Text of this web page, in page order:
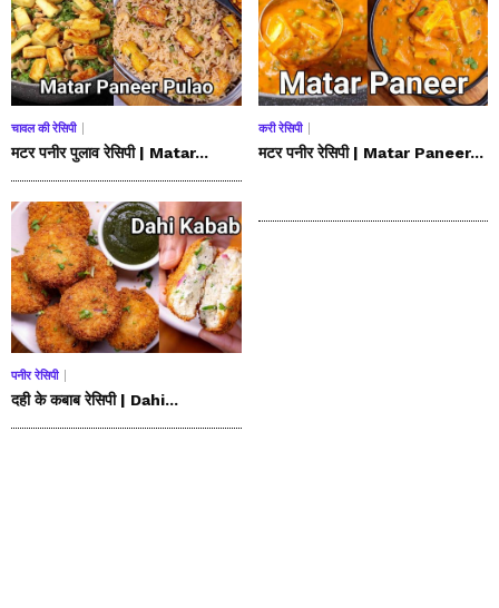
चावल की रेसिपी
मटर पनीर पुलाव रेसिपी | Matar...
करी रेसिपी
मटर पनीर रेसिपी | Matar Paneer...
पनीर रेसिपी
दही के कबाब रेसिपी | Dahi...